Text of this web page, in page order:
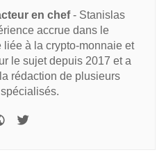
en chef- Stanislas
accrue dans le
liée à la crypto-monnaie et
le sujet depuis 2017 et a
rédaction de plusieurs